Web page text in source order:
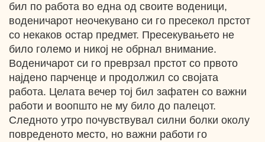
бил по работа во една од своите воденици,
воденичарот неочекувано си го пресекол прстот
со некаков остар предмет. Пресекувањето не
било големо и никој не обрнал внимание.
Воденичарот си го преврзал прстот со првото
најдено парченце и продолжил со својата
работа. Целата вечер тој бил зафатен со важни
работи и воопшто не му било до палецот.
Следното утро почувствувал силни болки околу
повреденото место, но важни работи го